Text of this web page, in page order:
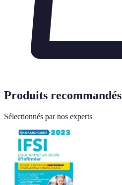
Produits recommandés
Sélectionnés par nos experts